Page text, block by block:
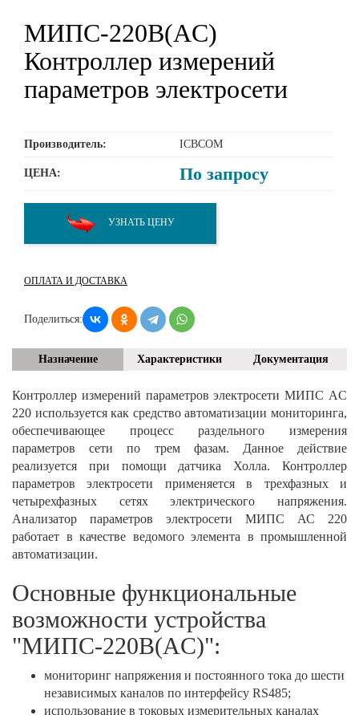
МИПС-220В(AC)
Контроллер измерений
параметров электросети
Производитель: ICBCOM
ЦЕНА: По запросу
УЗНАТЬ ЦЕНУ
ОПЛАТА И ДОСТАВКА
Поделиться:
Назначение Характеристики Документация
Контроллер измерений параметров электросети МИПС AC
220 используется как средство автоматизации мониторинга,
обеспечивающее процесс раздельного измерения
параметров сети по трем фазам. Данное действие
реализуется при помощи датчика Холла. Контроллер
параметров электросети применяется в трехфазных и
четырехфазных сетях электрического напряжения.
Анализатор параметров электросети МИПС АС 220
работает в качестве ведомого элемента в промышленной
автоматизации.
Основные функциональные
возможности устройства
"МИПС-220В(AC)":
мониторинг напряжения и постоянного тока до шести
независимых каналов по интерфейсу RS485;
использование в токовых измерительных каналах